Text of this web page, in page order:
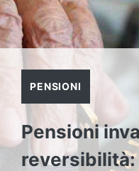
PENSIONI
Pensioni
reversibilità: